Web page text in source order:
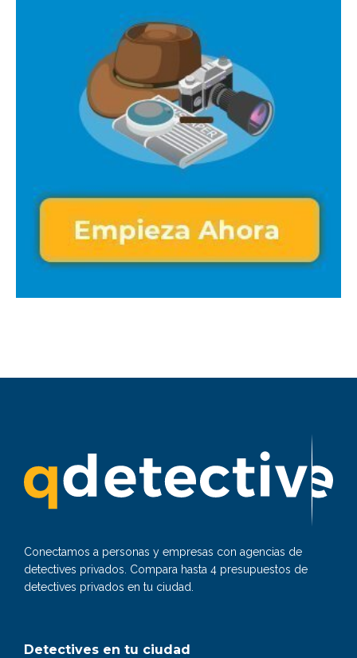
Conectamos a personas y empresas con agencias de
detectives privados. Compara hasta 4 presupuestos de
detectives privados en tu ciudad.
Detectives en tu ciudad